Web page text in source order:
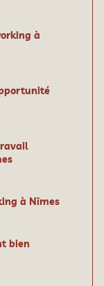
à
à Nîmes
bien